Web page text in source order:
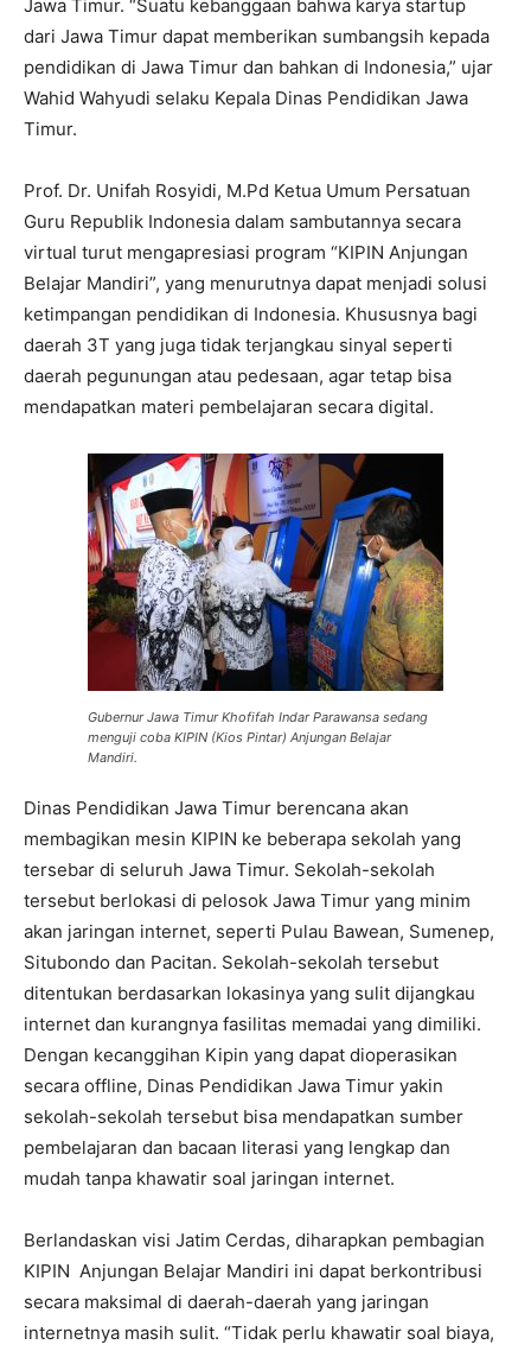
Jawa Timur. “Suatu kebanggaan bahwa karya startup
dari Jawa Timur dapat memberikan sumbangsih kepada
pendidikan di Jawa Timur dan bahkan di Indonesia,” ujar
Wahid Wahyudi selaku Kepala Dinas Pendidikan Jawa
Timur.
Prof. Dr. Unifah Rosyidi, M.Pd Ketua Umum Persatuan
Guru Republik Indonesia dalam sambutannya secara
virtual turut mengapresiasi program “KIPIN Anjungan
Belajar Mandiri”, yang menurutnya dapat menjadi solusi
ketimpangan pendidikan di Indonesia. Khususnya bagi
daerah 3T yang juga tidak terjangkau sinyal seperti
daerah pegunungan atau pedesaan, agar tetap bisa
mendapatkan materi pembelajaran secara digital.
Gubernur Jawa Timur Khofifah Indar Parawansa sedang
menguji coba KIPIN (Kios Pintar) Anjungan Belajar
Mandiri.
Dinas Pendidikan Jawa Timur berencana akan
membagikan mesin KIPIN ke beberapa sekolah yang
tersebar di seluruh Jawa Timur. Sekolah-sekolah
tersebut berlokasi di pelosok Jawa Timur yang minim
akan jaringan internet, seperti Pulau Bawean, Sumenep,
Situbondo dan Pacitan. Sekolah-sekolah tersebut
ditentukan berdasarkan lokasinya yang sulit dijangkau
internet dan kurangnya fasilitas memadai yang dimiliki.
Dengan kecanggihan Kipin yang dapat dioperasikan
secara offline, Dinas Pendidikan Jawa Timur yakin
sekolah-sekolah tersebut bisa mendapatkan sumber
pembelajaran dan bacaan literasi yang lengkap dan
mudah tanpa khawatir soal jaringan internet.
Berlandaskan visi Jatim Cerdas, diharapkan pembagian
KIPIN Anjungan Belajar Mandiri ini dapat berkontribusi
secara maksimal di daerah-daerah yang jaringan
internetnya masih sulit. “Tidak perlu khawatir soal biaya,